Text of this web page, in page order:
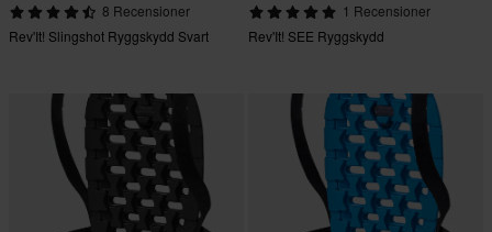
8 Recensioner
Rev'It! Slingshot Ryggskydd Svart
1 Recensioner
Rev'It! SEE Ryggskydd